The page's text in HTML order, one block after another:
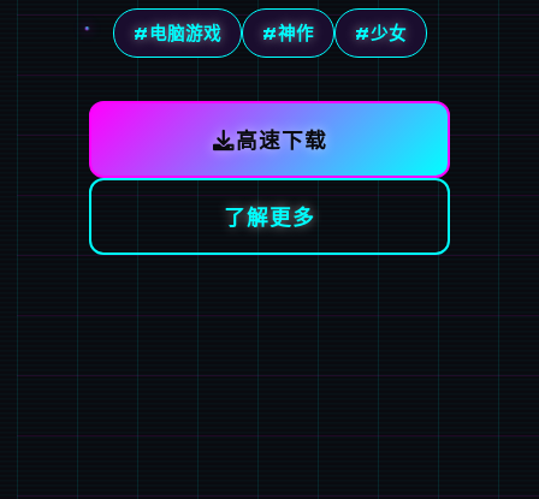
#电脑游戏 #神作 #少女
高速下载
了解更多